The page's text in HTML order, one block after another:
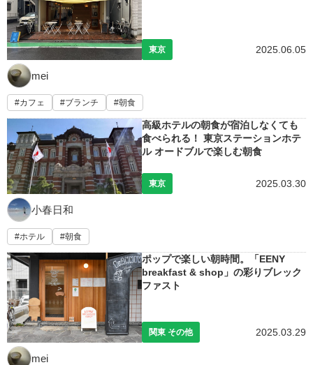
東京 2025.06.05
mei
カフェ ブランチ 朝食
高級ホテルの朝食が宿泊しなくても
食べられる！ 東京ステーションホテ
ル オードブルで楽しむ朝食
東京 2025.03.30
小春日和
ホテル 朝食
ポップで楽しい朝時間。「EENY
breakfast & shop」の彩りブレック
ファスト
関東 その他 2025.03.29
mei